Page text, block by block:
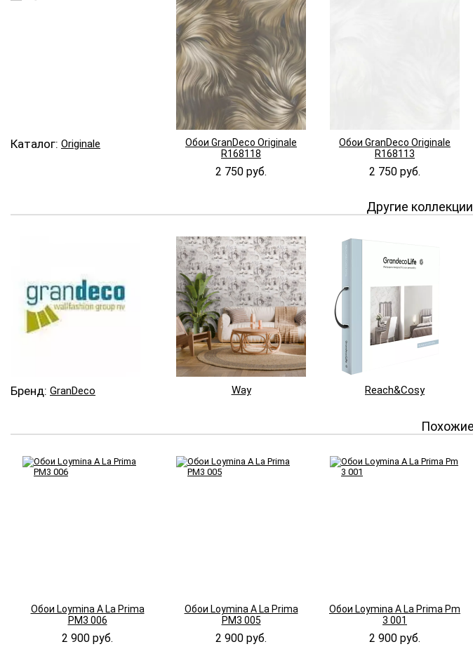
Каталог: Originale
Обои GranDeco Originale
R168118
2 750 руб.
Обои GranDeco Originale
R168113
2 750 руб.
Другие
Бренд: GranDeco Way Reach&Cosy
Обои Loymina A La Prima
PM3 006
2 900 руб.
Обои Loymina A La Prima
PM3 005
2 900 руб.
Обои Loymina A La Prima Pm
3 001
2 900 руб.